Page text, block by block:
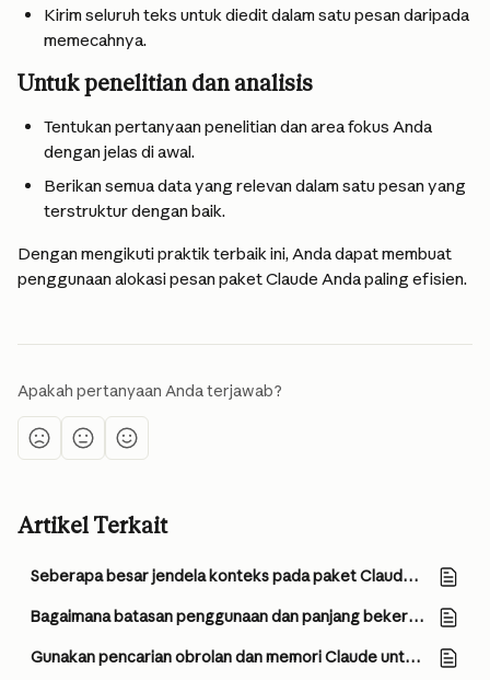
Kirim seluruh teks untuk diedit dalam satu pesan daripada
memecahnya.
Untuk penelitian dan analisis
Tentukan pertanyaan penelitian dan area fokus Anda
dengan jelas di awal.
Berikan semua data yang relevan dalam satu pesan yang
terstruktur dengan baik.
Dengan mengikuti praktik terbaik ini, Anda dapat membuat
penggunaan alokasi pesan paket Claude Anda paling efisien.
Apakah pertanyaan Anda terjawab?
Artikel Terkait
Seberapa besar jendela konteks pada paket Claude berbayar?
Bagaimana batasan penggunaan dan panjang bekerja?
Gunakan pencarian obrolan dan memori Claude untuk membangun konteks sebelumnya